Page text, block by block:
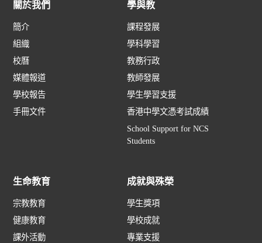
關於我們
簡介
組織
校曆
媒體報道
學校報告
手冊文件
學與教
課程發展
學科學習
教務行政
教師發展
學生學習支援
香港中學文憑考試成績
School Support for NCS
Students
生命教育
宗教教育
健康教育
課外活動
成就與殊榮
學生獎項
學校成就
專業支援